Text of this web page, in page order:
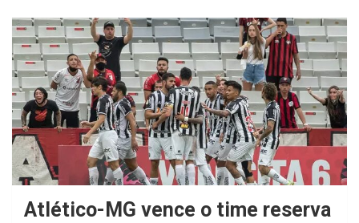
Atlético-MG vence o time reserva